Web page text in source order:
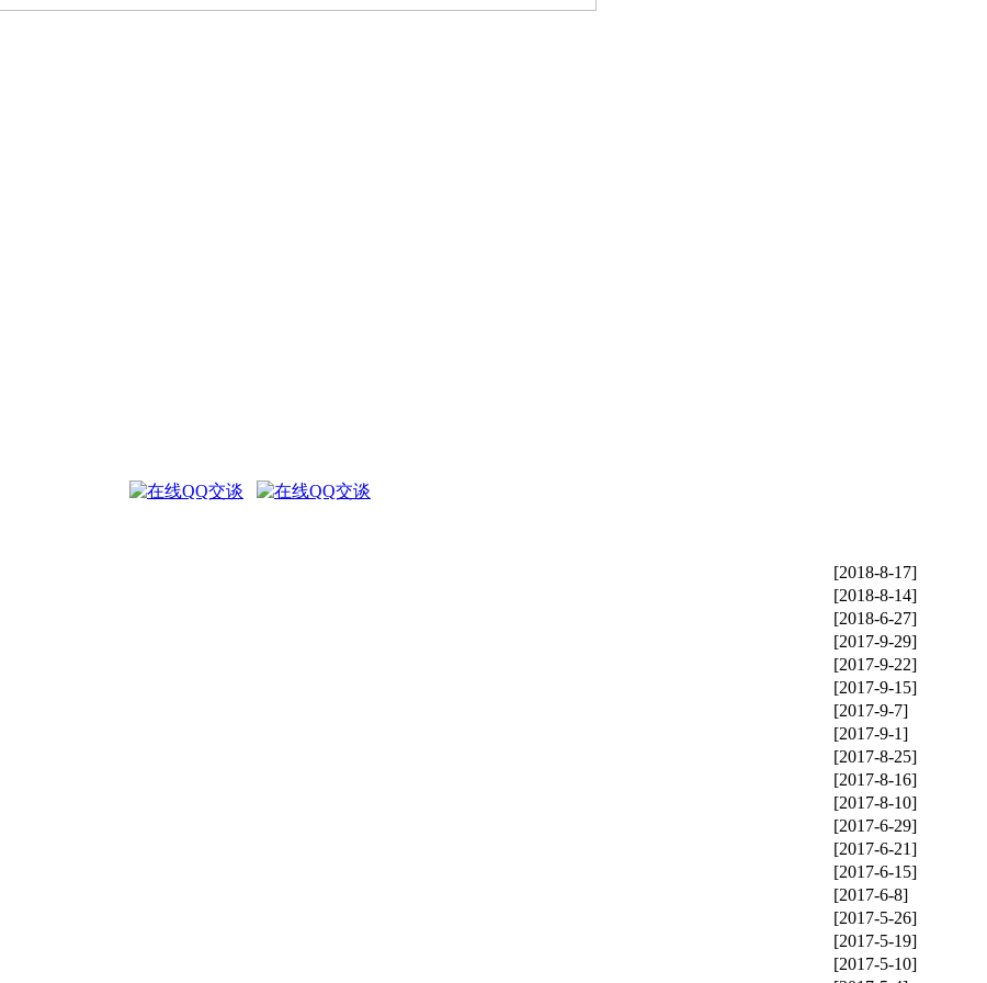
[2018-8-17]
[2018-8-14]
[2018-6-27]
[2017-9-29]
[2017-9-22]
[2017-9-15]
[2017-9-7]
[2017-9-1]
[2017-8-25]
[2017-8-16]
[2017-8-10]
[2017-6-29]
[2017-6-21]
[2017-6-15]
[2017-6-8]
[2017-5-26]
[2017-5-19]
[2017-5-10]